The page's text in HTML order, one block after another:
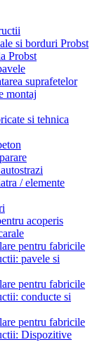
si borduri Probst
Probst
suprafetelor
montaj
si tehnica
/ elemente
acoperis
pentru fabricile
pavele si
pentru fabricile
conducte si
pentru fabricile
Dispozitive